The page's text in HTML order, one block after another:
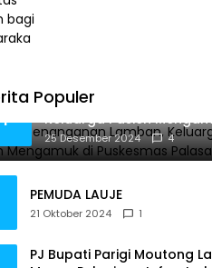
Populer
1
Diduga Penanganan
Keluarga Pasien
Puskesmas Palasa
25 Desember 2024 4
PEMUDA LAUJE
21 Oktober 2024 1
PJ Bupati Parigi Moutong